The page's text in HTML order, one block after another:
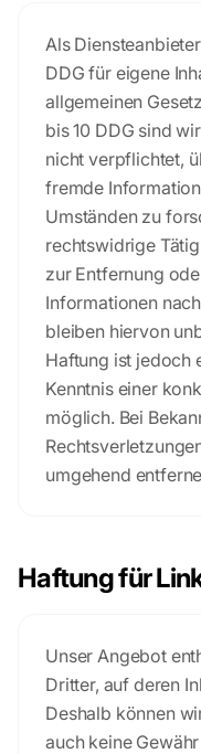
Als
DDG für eigene
allgemeinen
bis 10 DDG sind
nicht verpflichtet,
fremde
Umständen zu
rechtswidrige
zur Entfernung
Informationen
bleiben hiervon
Haftung ist jedoch
Kenntnis einer
möglich. Bei
umgehend
Haftung für
Unser Angebot
Dritter, auf deren
Deshalb können
auch keine